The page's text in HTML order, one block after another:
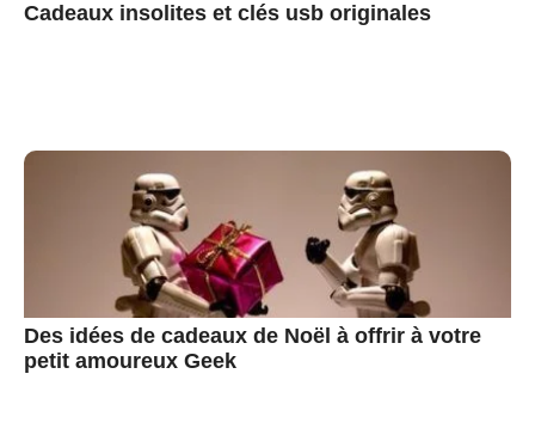
Cadeaux insolites et clés usb originales
Des idées de cadeaux de Noël à offrir à votre
petit amoureux Geek